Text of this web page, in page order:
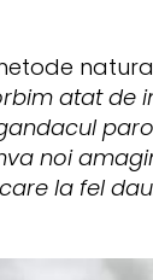
atat de
noi
la fel